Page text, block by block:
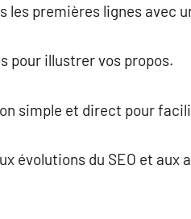
les premières lignes avec
pour illustrer vos propos.
simple et direct pour
évolutions du SEO et aux